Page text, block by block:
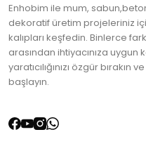
Enhobim ile mum,
dekoratif üretim projeleriniz
kalıpları keşfedin. Binlerce
arasından ihtiyacınıza uygun
yaratıcılığınızı özgür bırakın
başlayın.